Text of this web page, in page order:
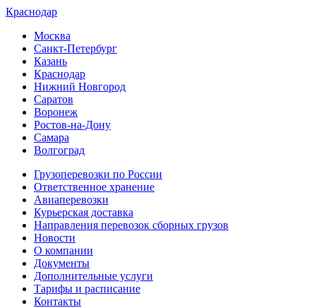
Краснодар
Москва
Санкт-Петербург
Казань
Краснодар
Нижний Новгород
Саратов
Воронеж
Ростов-на-Дону
Самара
Волгоград
Грузоперевозки по России
Ответственное хранение
Авиаперевозки
Курьерская доставка
Направления перевозок сборных грузов
Новости
О компании
Документы
Дополнительные услуги
Тарифы и расписание
Контакты